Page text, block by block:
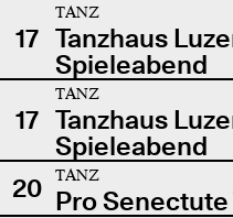
17
TANZ
Tanzhaus
Spieleabend
17
TANZ
Tanzhaus
Spieleabend
20
TANZ
Pro